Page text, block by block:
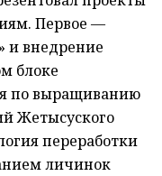
Первое —
и внедрение
блоке
по выращиванию
Жетысуского
переработки
личинок